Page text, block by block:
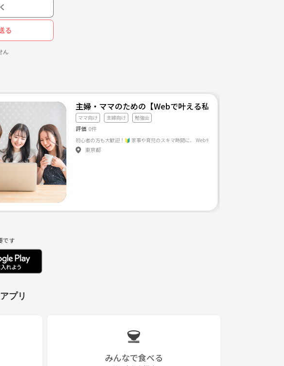
る
ん
✅ 仕事以外の繋がりを作りたい ✅ 対話が好き ✅他者の視点で世界を広げたい そんな私たちのためのサークルです^^ お気軽にぜひ一度ご参加く
主婦・ママのための【Webで叶える私らしい働き方】
ママ向け 主婦向け 勉強会
評価 0件
東京都
です
プリ
みんなで食べる